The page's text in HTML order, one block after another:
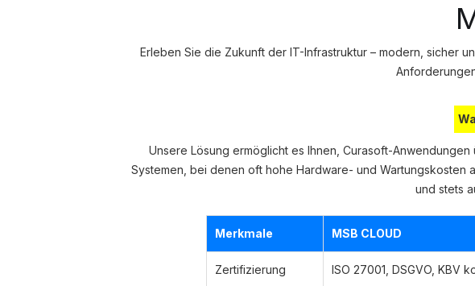
Erleben Sie die Zukunft der IT-Infrastruktur – modern, sicher
Unsere Lösung ermöglicht es Ihnen, Curasoft-
Systemen, bei denen oft hohe Hardware- und
und stets
Merkmale MSB CLOUD
Zertifizierung ISO 27001, DSGVO, KBV